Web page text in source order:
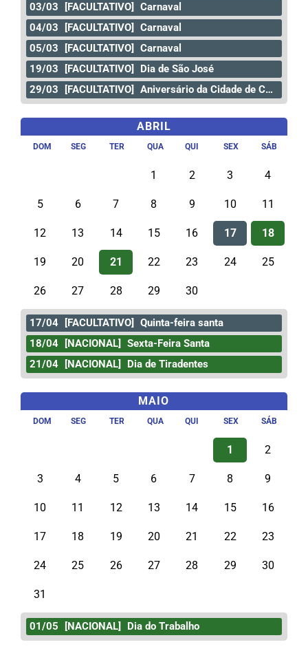
03/03 [FACULTATIVO]
Carnaval
04/03
[FACULTATIVO]
Carnaval
05/03
[FACULTATIVO]
Carnaval
19/03
[FACULTATIVO]
Dia de São José
29/03
[FACULTATIVO] Aniversário da Cidade de Curitiba
ABRIL
DOM SEG TER QUA QUI SEX SÁB
1 2 3 4
5 6 7 8 9 10 11
12 13 14 15 16 17 18
19 20 21 22 23 24 25
26 27 28 29 30
17/04 [FACULTATIVO]
Quinta-feira santa
18/04
[NACIONAL]
Sexta-Feira Santa
21/04
[NACIONAL] Dia de Tiradentes
MAIO
DOM SEG TER QUA QUI SEX SÁB
1 2
3 4 5 6 7 8 9
10 11 12 13 14 15 16
17 18 19 20 21 22 23
24 25 26 27 28 29 30
31
01/05 [NACIONAL] Dia do Trabalho